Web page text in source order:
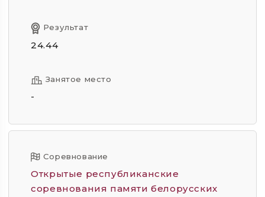
Результат
24.44
Занятое место
-
Соревнование
Открытые республиканские
соревнования памяти белорусских